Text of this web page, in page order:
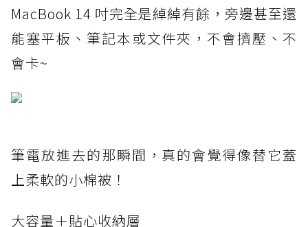
MacBook 14 吋完全是綽綽有餘，旁邊甚至還
能塞平板、筆記本或文件夾，不會擠壓、不
會卡~
筆電放進去的那瞬間，真的會覺得像替它蓋
上柔軟的小棉被！
大容量＋貼心收納層